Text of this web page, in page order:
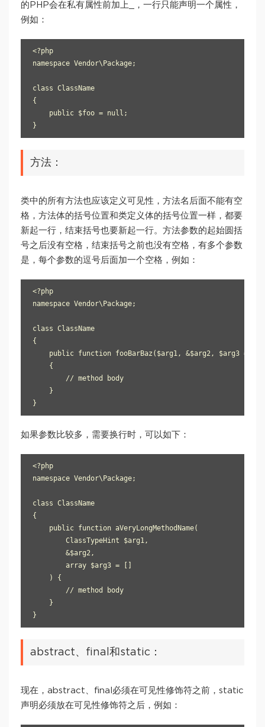
的PHP会在私有属性前加上_，一行只能声明一个属性，
例如：
<?php
namespace Vendor\Package;
class ClassName
{
    public $foo = null;
方法：
类中的所有方法也应该定义可见性，方法名后面不能有空
格，方法体的括号位置和类定义体的括号位置一样，都要
新起一行，结束括号也要新起一行。方法参数的起始圆括
号之后没有空格，结束括号之前也没有空格，有多个参数
是，每个参数的逗号后面加一个空格，例如：
<?php
namespace Vendor\Package;
class ClassName
{
    public function fooBarBaz($arg1, &$arg2, $arg3 = [])
    {
        // method body
    }
如果参数比较多，需要换行时，可以如下：
<?php
namespace Vendor\Package;
class ClassName
{
    public function aVeryLongMethodName(
        ClassTypeHint $arg1,
        &$arg2,
        array $arg3 = []
    ) {
        // method body
    }
abstract、final和static：
现在，abstract、final必须在可见性修饰符之前，static
声明必须放在可见性修饰符之后，例如：